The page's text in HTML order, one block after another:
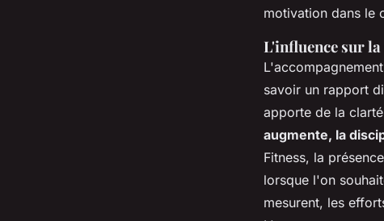
motivation dans le
L'influence sur
savoir un rapport
apporte de la
augmente, la
Fitness, la
lorsque l'on
mesurent, les